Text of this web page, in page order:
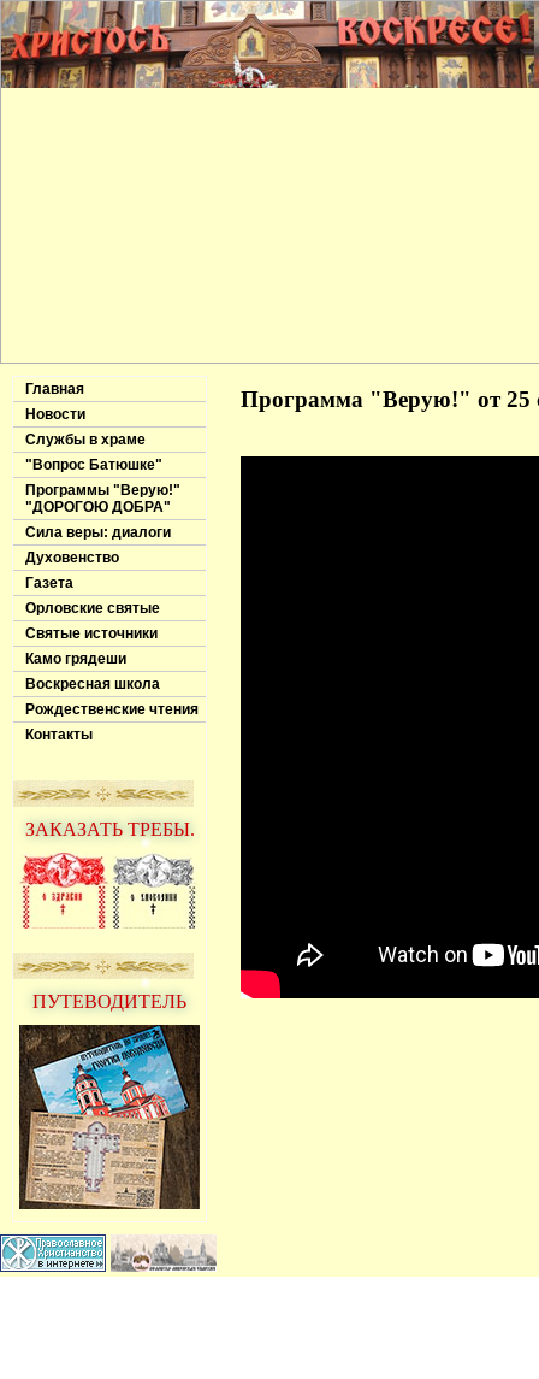
Главная
Новости
Службы в храме
"Вопрос Батюшке"
Программы "Верую!"
"ДОРОГОЮ ДОБРА"
Сила веры: диалоги
Духовенство
Газета
Орловские святые
Святые источники
Камо грядеши
Воскресная школа
Рождественские чтения
Контакты
ЗАКАЗАТЬ ТРЕБЫ.
ПУТЕВОДИТЕЛЬ
Программа "Верую!" от 25